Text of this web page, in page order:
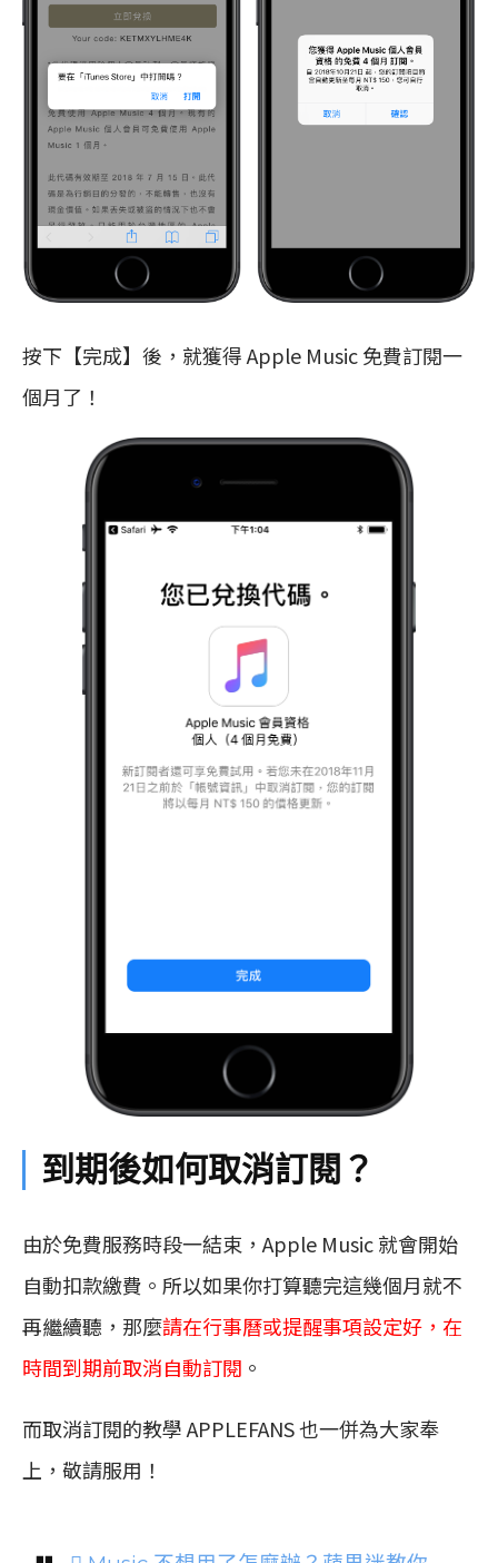
按下【完成】後，就獲得 Apple Music 免費訂閱一
個月了！
到期後如何取消訂閱？
由於免費服務時段一結束，Apple Music 就會開始
自動扣款繳費。所以如果你打算聽完這幾個月就不
再繼續聽，那麼請在行事曆或提醒事項設定好，在
時間到期前取消自動訂閱 。
而取消訂閱的教學 APPLEFANS 也一併為大家奉
上，敬請服用！